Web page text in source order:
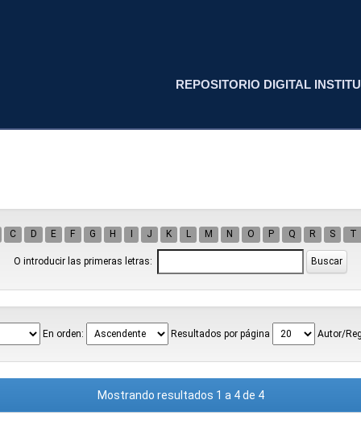
REPOSITORIO DIGITAL
C D E F G H J K L M N O P Q R S T
O introducir las primeras letras:
En orden: Resultados por página Autor/
Mostrando resultados 1 a 4 de 4